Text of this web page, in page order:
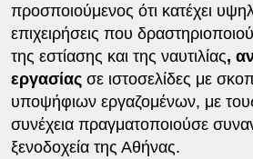
προσποιούμενος ότι κατέχει
επιχειρήσεις που
της εστίασης και της ναυτιλίας,
εργασίας σε ιστοσελίδες με
υποψήφιων εργαζομένων, με
συνέχεια πραγματοποιούσε
ξενοδοχεία της Αθήνας.